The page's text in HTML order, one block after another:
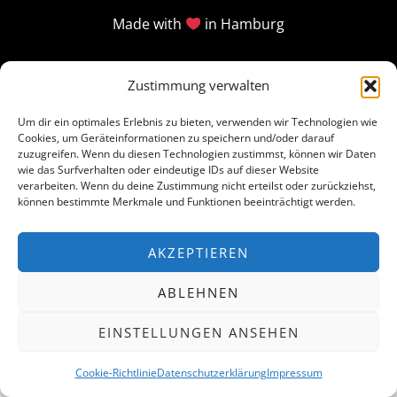
Zustimmung verwalten
Um dir ein optimales Erlebnis zu bieten, verwenden wir Technologien wie
Cookies, um Geräteinformationen zu speichern und/oder darauf
zuzugreifen. Wenn du diesen Technologien zustimmst, können wir Daten
wie das Surfverhalten oder eindeutige IDs auf dieser Website
verarbeiten. Wenn du deine Zustimmung nicht erteilst oder zurückziehst,
können bestimmte Merkmale und Funktionen beeinträchtigt werden.
AKZEPTIEREN
ABLEHNEN
EINSTELLUNGEN ANSEHEN
Cookie-RichtlinieDatenschutzerklärungImpressum
Made with in Hamburg